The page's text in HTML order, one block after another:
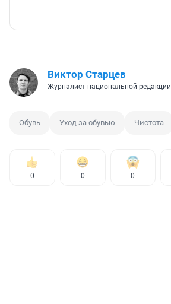
Виктор Старцев
Журналист национальной редакции
Обувь Уход за обувью Чистота
0 0 0